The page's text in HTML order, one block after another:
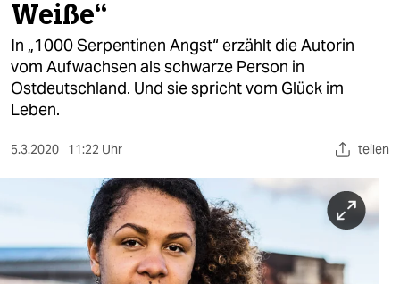
öko
gesellschaft
kultur
sport
wahrheit
Weiße“
In „1000 Serpentinen Angst“ erzählt die Autorin
vom Aufwachsen als schwarze Person in
Ostdeutschland. Und sie spricht vom Glück im
Leben.
5.3.2020 11:22 Uhr teilen